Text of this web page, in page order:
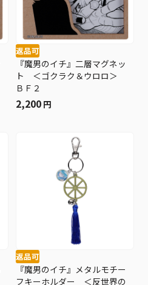
返品可
『魔男のイチ』二層マグネッ
ト ＜ゴクラク＆ウロロ＞
ＢＦ２
2,200 円
返品可
『魔男のイチ』メタルモチー
フキーホルダー ＜反世界の